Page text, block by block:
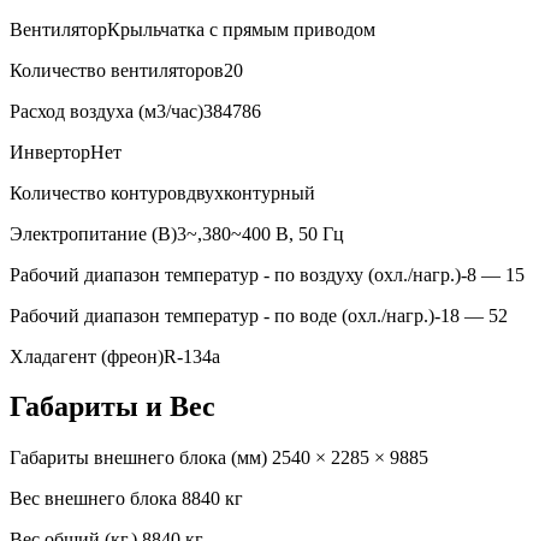
ВентиляторКрыльчатка с прямым приводом
Количество вентиляторов20
Расход воздуха (м3/час)384786
ИнверторНет
Количество контуровдвухконтурный
Электропитание (В)3~,380~400 В, 50 Гц
Рабочий диапазон температур - по воздуху (охл./нагр.)-8 — 15
Рабочий диапазон температур - по воде (охл./нагр.)-18 — 52
Хладагент (фреон)R-134a
Габариты и Вес
Габариты внешнего блока (мм) 2540 × 2285 × 9885
Вес внешнего блока 8840 кг